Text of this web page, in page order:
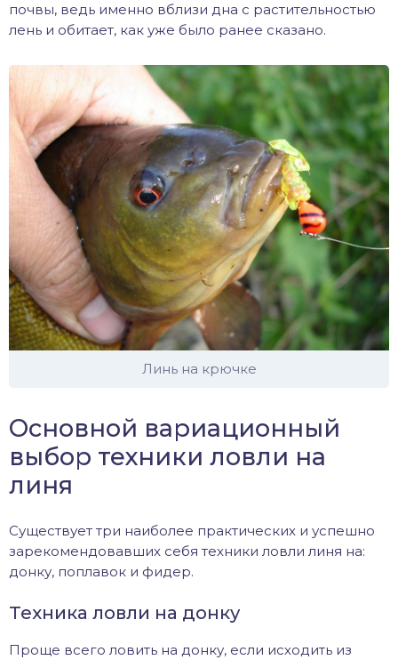
почвы, ведь именно вблизи дна с растительностью
лень и обитает, как уже было ранее сказано.
Линь на крючке
Основной вариационный
выбор техники ловли на
линя
Существует три наиболее практических и успешно
зарекомендовавших себя техники ловли линя на:
донку, поплавок и фидер.
Техника ловли на донку
Проще всего ловить на донку, если исходить из